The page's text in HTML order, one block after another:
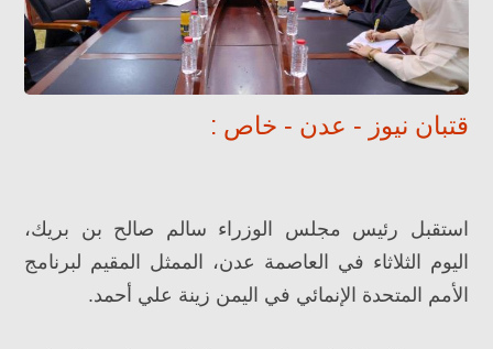
قتبان نيوز - عدن - خاص :
استقبل رئيس مجلس الوزراء سالم صالح بن بريك،
اليوم الثلاثاء في العاصمة عدن، الممثل المقيم لبرنامج
الأمم المتحدة الإنمائي في اليمن زينة علي أحمد.